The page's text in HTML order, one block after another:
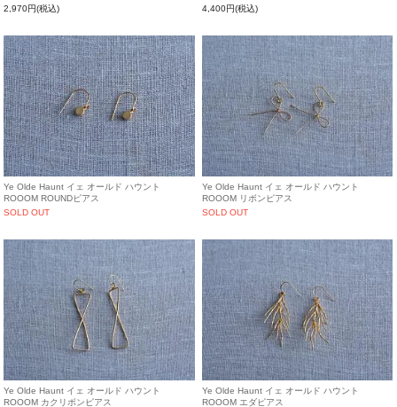
2,970円(税込)
4,400円(税込)
Ye Olde Haunt イェ オールド ハウント
ROOOM ROUNDピアス
SOLD OUT
Ye Olde Haunt イェ オールド ハウント
ROOOM リボンピアス
SOLD OUT
Ye Olde Haunt イェ オールド ハウント
ROOOM カクリボンピアス
Ye Olde Haunt イェ オールド ハウント
ROOOM エダピアス